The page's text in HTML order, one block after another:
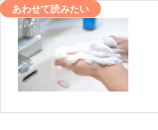
あわせて読みたい